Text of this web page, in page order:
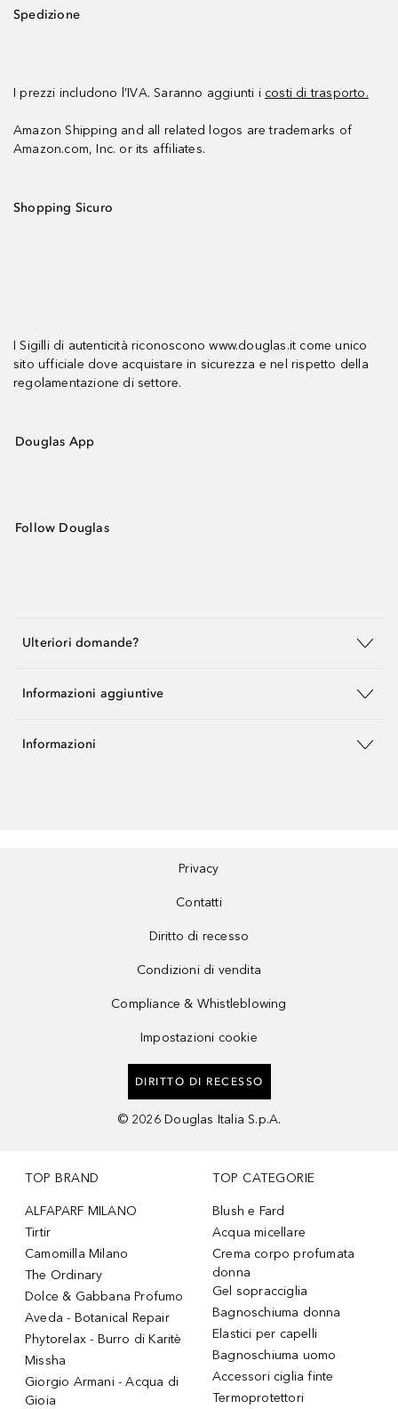
Spedizione
I prezzi includono l’IVA. Saranno aggiunti i costi di trasporto.
Amazon Shipping and all related logos are trademarks of
Amazon.com, Inc. or its affiliates.
Shopping Sicuro
I Sigilli di autenticità riconoscono www.douglas.it come unico
sito ufficiale dove acquistare in sicurezza e nel rispetto della
regolamentazione di settore.
Douglas App
Follow Douglas
Ulteriori domande?
Informazioni aggiuntive
Informazioni
Privacy
Contatti
Diritto di recesso
Condizioni di vendita
Compliance & Whistleblowing
Impostazioni cookie
DIRITTO DI RECESSO
© 2026 Douglas Italia S.p.A.
TOP BRAND
ALFAPARF MILANO
Tirtir
Camomilla Milano
The Ordinary
Dolce & Gabbana Profumo
Aveda - Botanical Repair
Phytorelax - Burro di Karitè
Missha
Giorgio Armani - Acqua di
Gioia
TOP CATEGORIE
Blush e Fard
Acqua micellare
Crema corpo profumata
donna
Gel sopracciglia
Bagnoschiuma donna
Elastici per capelli
Bagnoschiuma uomo
Accessori ciglia finte
Termoprotettori